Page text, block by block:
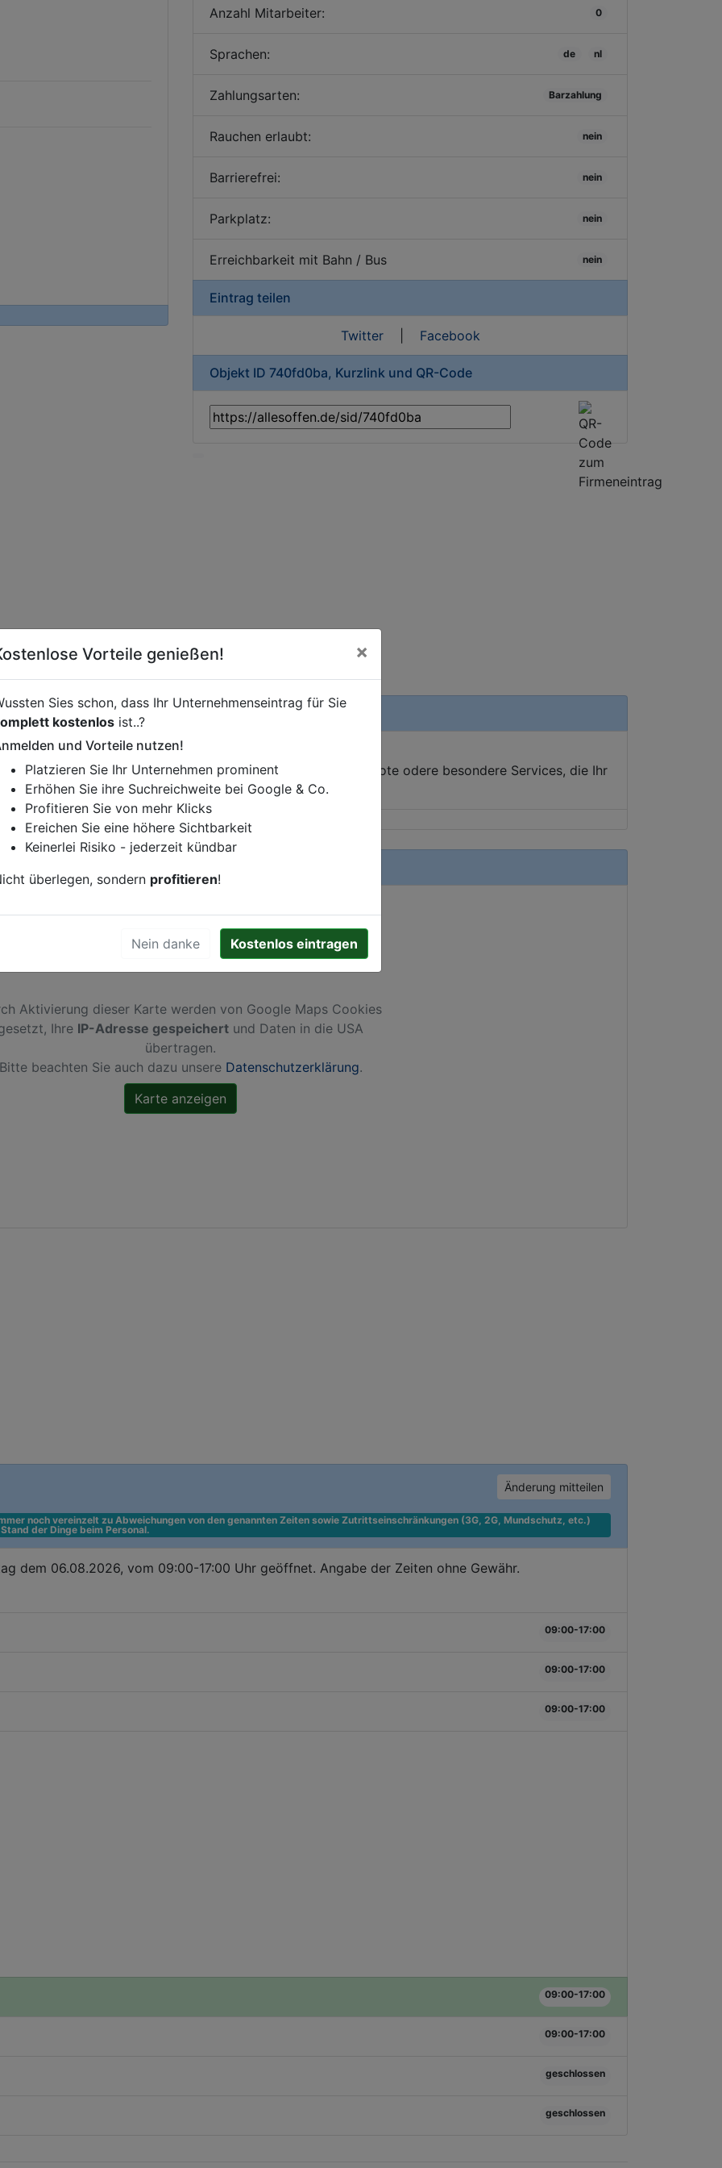
Änderung mitteilen
noch vereinzelt zu Abweichungen von den genannten Zeiten sowie Zutrittseinschränkungen (3G, 2G, Mundschutz, etc.)
der Dinge beim Personal.
dem 06.08.2026, vom 09:00-17:00 Uhr geöffnet. Angabe der Zeiten ohne Gewähr.
09:00-17:00
09:00-17:00
09:00-17:00
09:00-17:00
09:00-17:00
geschlossen
geschlossen
Anzahl Mitarbeiter: 0
Sprachen: de nl
Zahlungsarten: Barzahlung
Rauchen erlaubt: nein
Barrierefrei: nein
Parkplatz: nein
Erreichbarkeit mit Bahn / Bus nein
Eintrag teilen
Twitter| Facebook
Objekt ID 740fd0ba, Kurzlink und QR-Code
oder andere relevante Informationen hinzufügen?
Gerne erweitern wir Ihren Firmeneintrag um Sonderangebote odere besondere Services, die Ihr
Ihren Wettbewerbern abheben.
Aktivierung dieser Karte werden von Google Maps Cookies
Ihre IP-Adresse gespeichert und Daten in die USA
übertragen.
Bitte beachten Sie auch dazu unsere Datenschutzerklärung.
Vorteile genießen! ×
Sies schon, dass Ihr Unternehmenseintrag für Sie
kostenlos ist..?
und Vorteile nutzen!
Platzieren Sie Ihr Unternehmen prominent
Erhöhen Sie ihre Suchreichweite bei Google & Co.
Profitieren Sie von mehr Klicks
Ereichen Sie eine höhere Sichtbarkeit
Keinerlei Risiko - jederzeit kündbar
überlegen, sondern profitieren!
Nein danke Kostenlos eintragen